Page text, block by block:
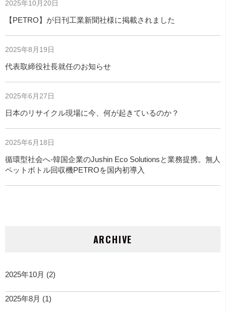
【PETRO】が日刊工業新聞社様に掲載されました
2025年10月20日
代表取締役社長就任のお知らせ
2025年8月19日
日本のリサイクル現場に今、何が起きているのか？
2025年6月27日
循環型社会へ-韓国企業のJushin Eco Solutionsと業務提携。無人
ペットボトル回収機PETROを国内初導入
2025年6月18日
ARCHIVE
2025年10月 (2)
2025年8月 (1)